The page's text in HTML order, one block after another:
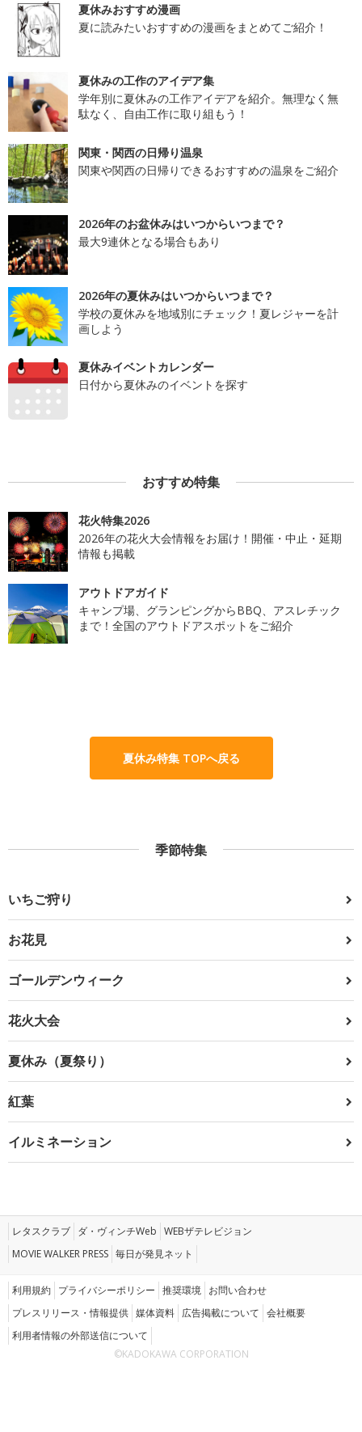
夏休みおすすめ漫画
夏に読みたいおすすめの漫画をまとめてご紹介！
夏休みの工作のアイデア集
学年別に夏休みの工作アイデアを紹介。無理なく無
駄なく、自由工作に取り組もう！
関東・関西の日帰り温泉
関東や関西の日帰りできるおすすめの温泉をご紹介
2026年のお盆休みはいつからいつまで？
最大9連休となる場合もあり
2026年の夏休みはいつからいつまで？
学校の夏休みを地域別にチェック！夏レジャーを計
画しよう
夏休みイベントカレンダー
日付から夏休みのイベントを探す
おすすめ特集
花火特集2026
2026年の花火大会情報をお届け！開催・中止・延期
情報も掲載
アウトドアガイド
キャンプ場、グランピングからBBQ、アスレチック
まで！全国のアウトドアスポットをご紹介
夏休み特集 TOPへ戻る
季節特集
いちご狩り
お花見
ゴールデンウィーク
花火大会
夏休み（夏祭り）
紅葉
イルミネーション
レタスクラブ ダ・ヴィンチWeb WEBザテレビジョン
MOVIE WALKER PRESS 毎日が発見ネット
利用規約 プライバシーポリシー 推奨環境 お問い合わせ
プレスリリース・情報提供 媒体資料 広告掲載について 会社概要
利用者情報の外部送信について
©KADOKAWA CORPORATION